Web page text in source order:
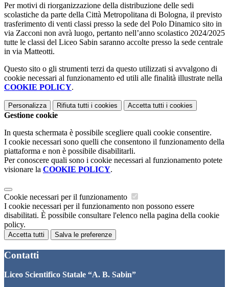
Per motivi di riorganizzazione della distribuzione delle sedi
scolastiche da parte della Città Metropolitana di Bologna, il previsto
trasferimento di venti classi presso la sede del Polo Dinamico sito in
via Zacconi non avrà luogo, pertanto nell’anno scolastico 2024/2025
tutte le classi del Liceo Sabin saranno accolte presso la sede centrale
in via Matteotti.
Questo sito o gli strumenti terzi da questo utilizzati si avvalgono di
cookie necessari al funzionamento ed utili alle finalità illustrate nella
COOKIE POLICY.
Personalizza Rifiuta tutti i cookies Accetta tutti i cookies
Gestione cookie
In questa schermata è possibile scegliere quali cookie consentire.
I cookie necessari sono quelli che consentono il funzionamento della
piattaforma e non è possibile disabilitarli.
Per conoscere quali sono i cookie necessari al funzionamento potete
visionare la COOKIE POLICY.
Cookie necessari per il funzionamento
I cookie necessari per il funzionamento non possono essere
disabilitati. È possibile consultare l'elenco nella pagina della cookie
policy.
Accetta tutti Salva le preferenze
Contatti
Liceo Scientifico Statale “A. B. Sabin”